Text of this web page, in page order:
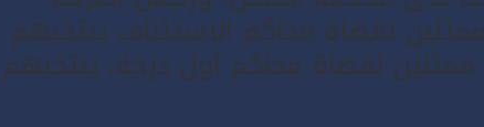
لقضاة محاكم الاستئناف ينتخبهم
لقضاة محاكم أول درجة، ينتخبهم